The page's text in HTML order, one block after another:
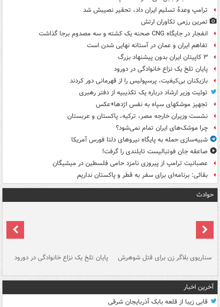
ترامپ وعدۀ تسلیم ایران داد، تحقیر نصیبش شد
تمرین رزمی تکاوران ارتش
انفجار در جایگاه CNG صحنه یک کشته و سه مصدوم برجا گذاشت
تفاهم ایران و عمان در آستانه نهایی شدن است
۳ کاپیتان ایران بدون پیشنهاد بزرگ
پایان تلخ یک نزاع خانوادگی در دورود
بازیکنان بی‌کیفیت، پرسپولیس را از قهرمانی دور کردند
توئیت وزیر ارشاد درباره یک تکذیبیه از دفتر رهبری
تجهیز موشکهای سپاه به نفس اژدها+عکس
نشست وزیران خارجه مصر، ترکیه، پاکستان و عربستان
چرا موشک‌های ایران تمام نمی‌شود؟
شبیه‌سازی حمله به پایگاه نیروهای دلتا فورس آمریکا
صاعقه جان فوتبالیست تایلندی را گرفت!
عصبانیت ترامپ از پیروزی نامزد حامی فلسطین در میشیگان
بقائی: برنامه‌ای برای سفر به قطر و پاکستان نداریم
حوادث
سناریوی بلاگر زن برای قتل شوهرش پایان تلخ یک نزاع خانوادگی در دورود
آخرین اخبار
قابی زیبا از قلعه بابک آذربایجان شرقی